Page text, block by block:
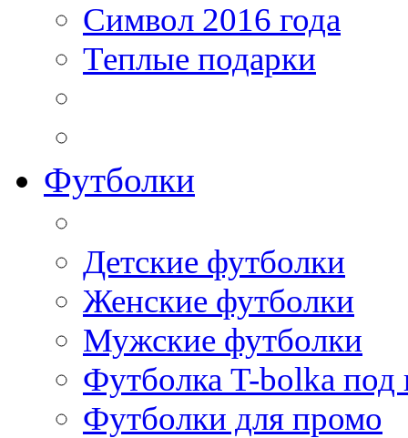
Символ 2016 года
Теплые подарки
Футболки
Детские футболки
Женские футболки
Мужские футболки
Футболка T-bolka под
Футболки для промо